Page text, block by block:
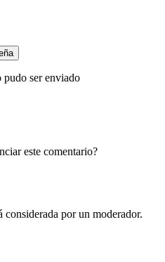
pudo ser enviado
este comentario?
considerada por un moderador.